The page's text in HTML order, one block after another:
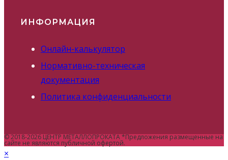
ИНФОРМАЦИЯ
Онлайн-калькулятор
Нормативно-техническая
документация
Политика конфиденциальности
© 2018-2026 ЦЕНТР МЕТАЛЛОПРОКАТА *Предложения размещенные на
сайте не являются публичной офертой.
×